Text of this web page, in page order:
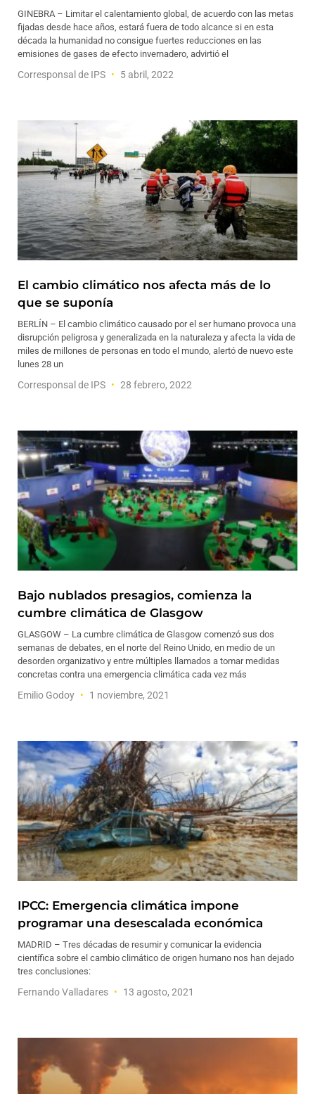
GINEBRA – Limitar el calentamiento global, de acuerdo con las metas
fijadas desde hace años, estará fuera de todo alcance si en esta
década la humanidad no consigue fuertes reducciones en las
emisiones de gases de efecto invernadero, advirtió el
Corresponsal de IPS 5 abril, 2022
El cambio climático nos afecta más de lo
que se suponía
BERLÍN – El cambio climático causado por el ser humano provoca una
disrupción peligrosa y generalizada en la naturaleza y afecta la vida de
miles de millones de personas en todo el mundo, alertó de nuevo este
lunes 28 un
Corresponsal de IPS 28 febrero, 2022
Bajo nublados presagios, comienza la
cumbre climática de Glasgow
GLASGOW – La cumbre climática de Glasgow comenzó sus dos
semanas de debates, en el norte del Reino Unido, en medio de un
desorden organizativo y entre múltiples llamados a tomar medidas
concretas contra una emergencia climática cada vez más
Emilio Godoy 1 noviembre, 2021
IPCC: Emergencia climática impone
programar una desescalada económica
MADRID – Tres décadas de resumir y comunicar la evidencia
científica sobre el cambio climático de origen humano nos han dejado
tres conclusiones:
Fernando Valladares 13 agosto, 2021